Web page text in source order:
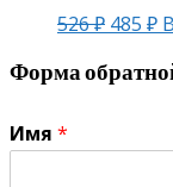
526₽ 485 ₽
Форма
Имя *